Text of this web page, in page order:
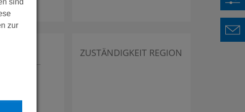
ZUSTÄNDIGKEIT REGION
zur